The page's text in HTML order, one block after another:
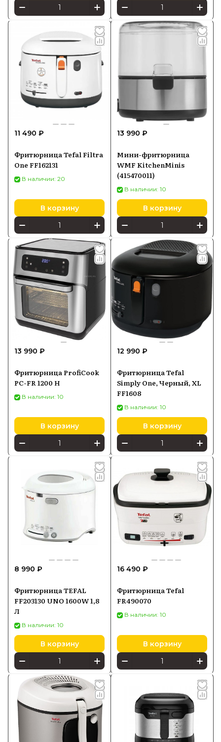
11 490 ₽
Фритюрница Tefal Filtra
One FF162131
В наличии: 20
В корзину
13 990 ₽
Мини-фритюрница
WMF KitchenMinis
(415470011)
В наличии: 10
В корзину
13 990 ₽
Фритюрница ProfiCook
PC-FR 1200 H
В наличии: 10
В корзину
12 990 ₽
Фритюрница Tefal
Simply One, Черный, XL
‎FF1608
В наличии: 10
В корзину
8 990 ₽
Фритюрница TEFAL
FF203130 UNO 1600W 1,8
Л
В наличии: 10
В корзину
16 490 ₽
Фритюрница Tefal
FR490070
В наличии: 10
В корзину